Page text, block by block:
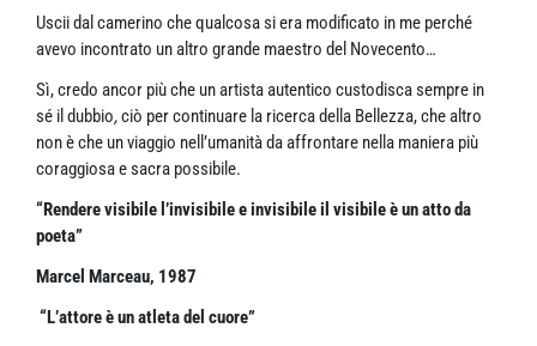
Uscii dal camerino che qualcosa si era modificato in me perché
avevo incontrato un altro grande maestro del Novecento…
Sì, credo ancor più che un artista autentico custodisca sempre in
sé il dubbio,ciò per continuare la ricerca della Bellezza, che altro
non è che un viaggio nell’umanità da affrontare nella maniera più
coraggiosa e sacra possibile.
“Rendere visibile l’invisibilee invisibile il visibile è un atto da
poeta”
Marcel Marceau, 1987
“L’attore è un atleta del cuore”